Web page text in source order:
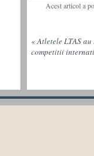
Acest articol a
«Atletele LTAS
competitii